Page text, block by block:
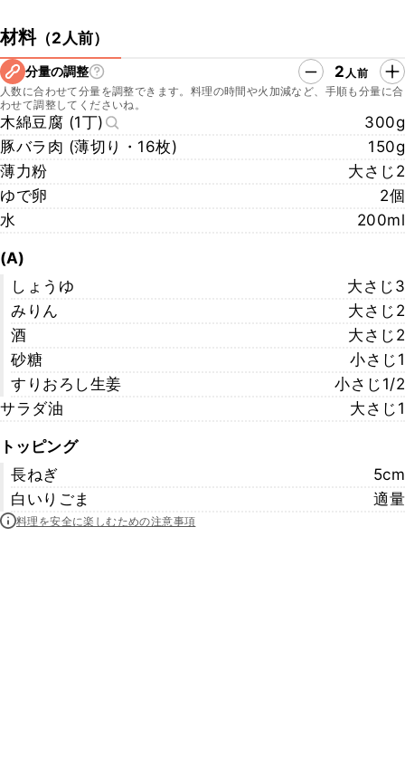
材料（2人前）
分量の調整 2 人前
人数に合わせて分量を調整できます。料理の時間や火加減など、手順も分量に合
わせて調整してくださいね。
木綿豆腐 (1丁)
300g
豚バラ肉 (薄切り・16枚)
150g
薄力粉
大さじ2
ゆで卵
2個
水
200ml
(A)
しょうゆ
大さじ3
みりん
大さじ2
酒
大さじ2
砂糖
小さじ1
すりおろし生姜
小さじ1/2
サラダ油
大さじ1
トッピング
長ねぎ
5cm
白いりごま
適量
料理を安全に楽しむための注意事項